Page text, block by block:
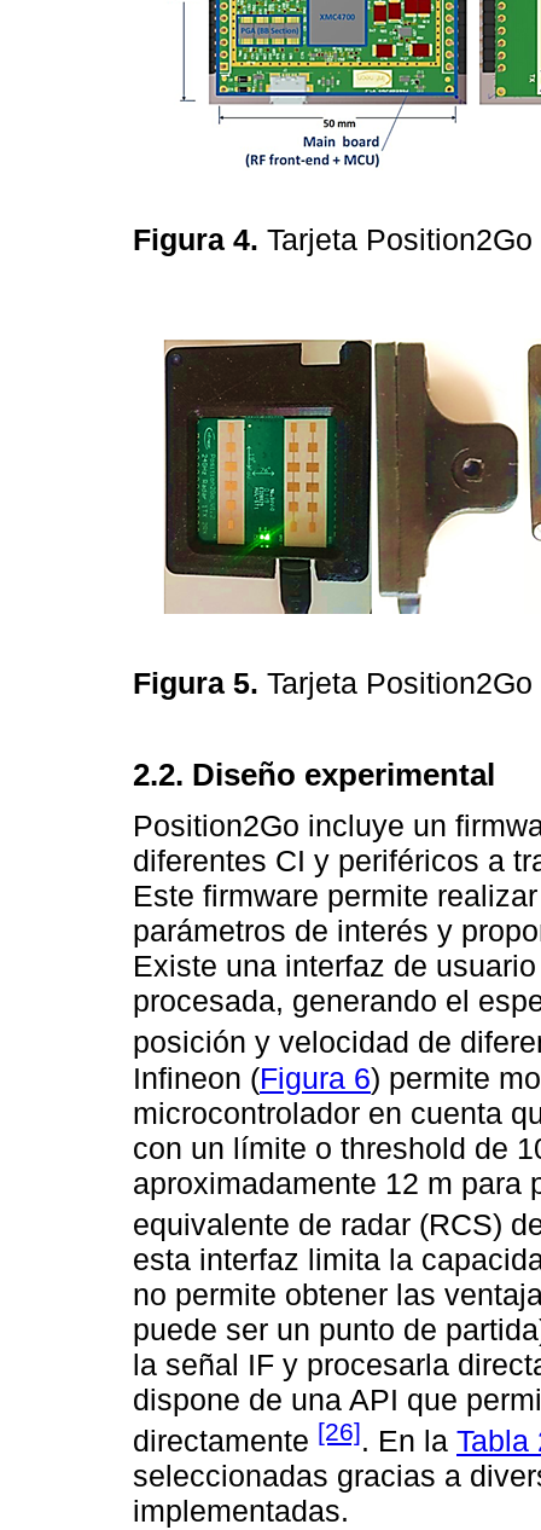
Figura 4. Tarjeta Position2Go
Figura 5. Tarjeta
2.2. Diseño experimental
Position2Go incluye un
diferentes CI y periféricos a
Este firmware permite
parámetros de interés y
Existe una interfaz de
procesada, generando el
posición y velocidad de
Infineon (Figura 6) permite
microcontrolador en cuenta
con un límite o threshold de
aproximadamente 12 m para
equivalente de radar (RCS)
esta interfaz limita la
no permite obtener las
puede ser un punto de
la señal IF y procesarla
dispone de una API que
directamente [26]. En la Tabla
seleccionadas gracias a
implementadas.